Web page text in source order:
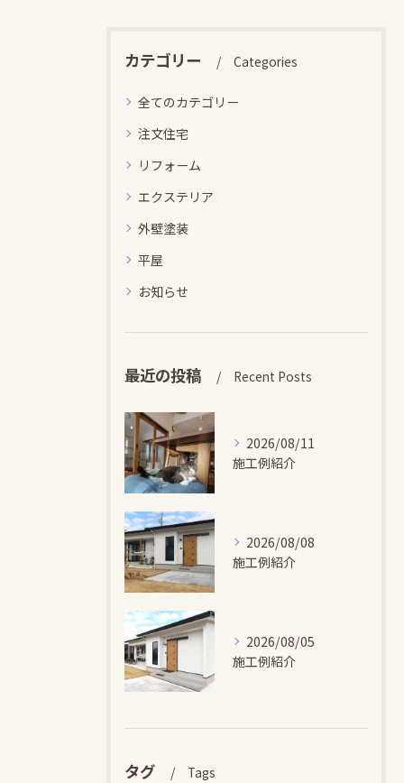
カテゴリー Categories
全てのカテゴリー
注文住宅
リフォーム
エクステリア
外壁塗装
平屋
お知らせ
最近の投稿 Recent Posts
2026/08/11
施工例紹介
2026/08/08
施工例紹介
2026/08/05
施工例紹介
タグ Tags